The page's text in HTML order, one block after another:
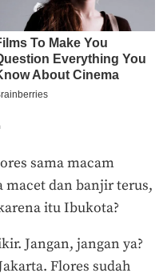
sama macam
macet dan banjir terus,
itu Ibukota?
Jangan, jangan ya?
Flores sudah